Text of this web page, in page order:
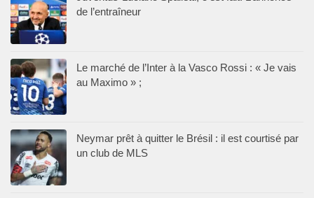
de l’entraîneur
Le marché de l’Inter à la Vasco Rossi : « Je vais
au Maximo » ;
Neymar prêt à quitter le Brésil : il est courtisé par
un club de MLS